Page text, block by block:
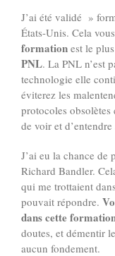
J’ai été validé »
États-Unis. Cela vous
formation est le
PNL. La PNL n’est
technologie elle
éviterez les
protocoles obsolètes
de voir et
J’ai eu la chance de
Richard Bandler.
qui me trottaient
pouvait répondre.
dans cette
doutes, et démentir
aucun fondement.